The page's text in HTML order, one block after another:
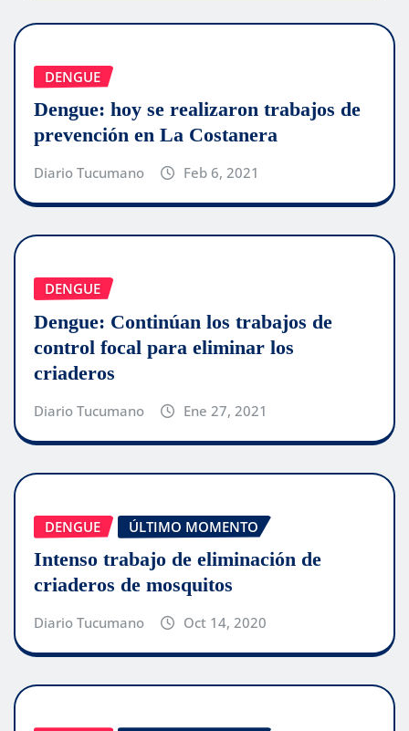
DENGUE
Dengue: hoy se realizaron trabajos de
prevención en La Costanera
Diario Tucumano Feb 6, 2021
DENGUE
Dengue: Continúan los trabajos de
control focal para eliminar los
criaderos
Diario Tucumano Ene 27, 2021
DENGUE ÚLTIMO MOMENTO
Intenso trabajo de eliminación de
criaderos de mosquitos
Diario Tucumano Oct 14, 2020